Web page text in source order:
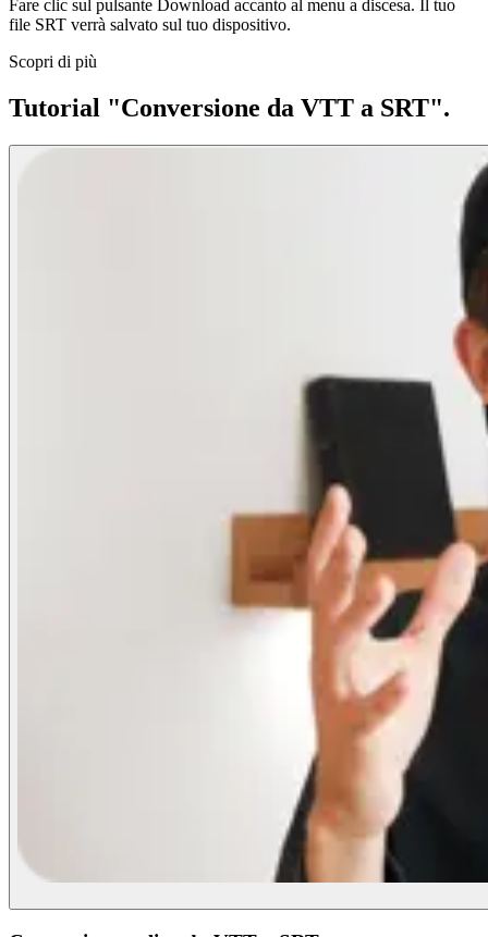
Fare clic sul pulsante Download accanto al menu a discesa. Il tuo
file SRT verrà salvato sul tuo dispositivo.
Scopri di più
Tutorial "Conversione da VTT a SRT".